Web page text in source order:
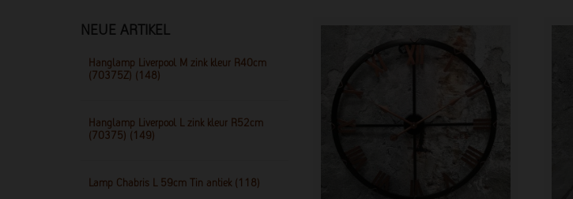
NEUE ARTIKEL
Hanglamp Liverpool M zink kleur R40cm
(70375Z) (148)
Hanglamp Liverpool L zink kleur R52cm
(70375) (149)
Lamp Chabris L 59cm Tin antiek (118)